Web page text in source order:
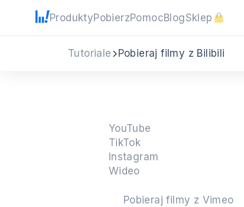
ProduktyPobierzPomocBlogSklep
Tutoriale Pobieraj filmy z Bilibili
YouTube
TikTok
Instagram
Wideo
Pobieraj filmy z Vimeo